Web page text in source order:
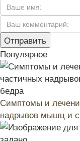
Популярное
Симптомы и
надрывов мышц и